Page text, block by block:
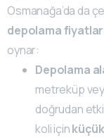
Osmanağa’da da
depolama
oynar:
Depolama
metreküp
doğrudan
koli için